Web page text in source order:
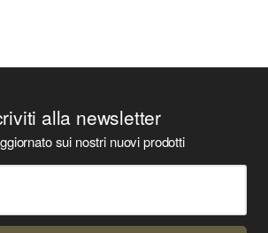
alla newsletter
sui nostri nuovi prodotti